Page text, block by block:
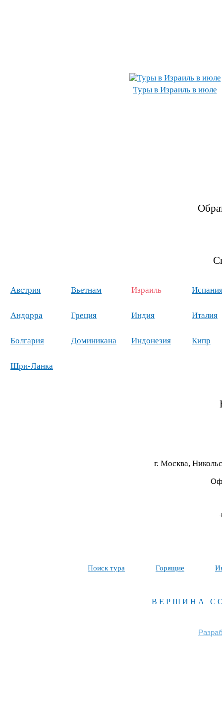
Туры в Израиль в июле
Австрия
Андорра
Болгария
Вьетнам
Греция
Доминикана
Израиль
Индия
Индонезия
Италия
Кипр
Шри-Ланка
г. Москва,
Поиск тура Горящие
ВЕРШИНА